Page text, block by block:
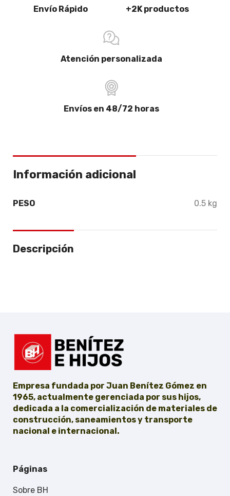
Envío Rápido +2K productos
Atención personalizada
Envíos en 48/72 horas
Información adicional
PESO 0.5 kg
Descripción
Empresa fundada por Juan Benítez Gómez en
1965, actualmente gerenciada por sus hijos,
dedicada a la comercialización de materiales de
construcción, saneamientos y transporte
nacional e internacional.
Páginas
Sobre BH